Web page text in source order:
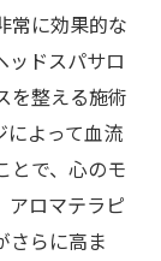
常に効果的な
ッドスパサロ
を整える施術
によって血流
とで、心のモ
アロマテラピ
さらに高ま